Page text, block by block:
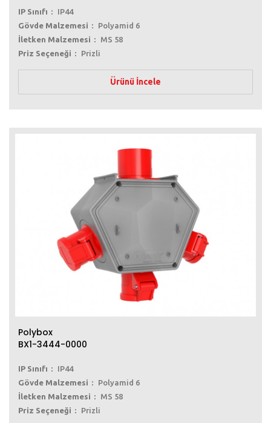
IP Sınıfı
IP44
Gövde Malzemesi
Polyamid 6
İletken Malzemesi
MS 58
Priz Seçeneği
Prizli
Ürünü İncele
Polybox
BX1-3444-0000
IP Sınıfı
IP44
Gövde Malzemesi
Polyamid 6
İletken Malzemesi
MS 58
Priz Seçeneği
Prizli